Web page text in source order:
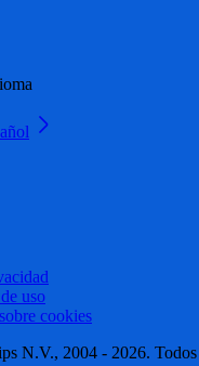
uso
cookies
N.V., 2004 - 2026. Todos